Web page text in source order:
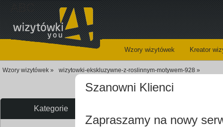
Wzory wizytówek Kreator
Wzory wizytówek » wizytowki-ekskluzywne-z-roslinnym-motywem-928 »
Kategorie
ABC
Szanowni Klienci
Zapraszamy na nowy